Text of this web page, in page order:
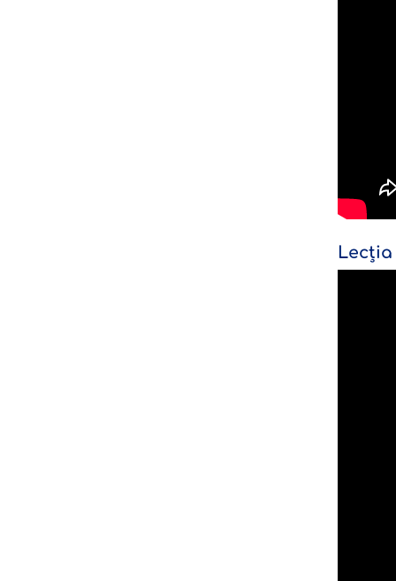
Lecția